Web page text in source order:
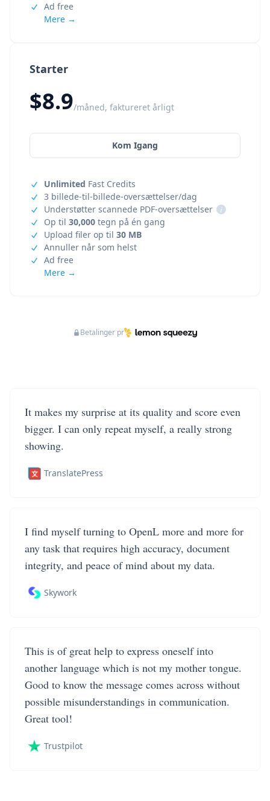
Starter
$8.9/måned, faktureret årligt
Kom Igang
Unlimited Fast Credits
3 billede-til-billede-oversættelser/dag
Understøtter scannede PDF-oversættelser
i
Op til 30,000 tegn på én gang
Upload filer op til 30 MB
Annuller når som helst
Ad free
Mere →
Ad free
Mere →
Betalinger pr
It makes my surprise at its quality and score even
bigger. I can only repeat myself, a really strong
showing.
TranslatePress
I find myself turning to OpenL more and more for
any task that requires high accuracy, document
integrity, and peace of mind about my data.
Skywork
This is of great help to express oneself into
another language which is not my mother tongue.
Good to know the message comes across without
possible misunderstandings in communication.
Great tool!
Trustpilot